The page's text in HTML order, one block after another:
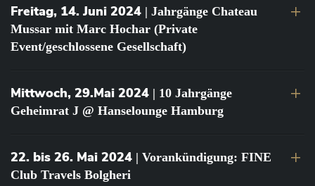
Freitag, 14. Juni 2024 | Jahrgänge Chateau
Mussar mit Marc Hochar (Private
Event/geschlossene Gesellschaft)
Mittwoch, 29.Mai 2024 | 10 Jahrgänge
Geheimrat J @ Hanselounge Hamburg
22. bis 26. Mai 2024 | Vorankündigung: FINE
Club Travels Bolgheri